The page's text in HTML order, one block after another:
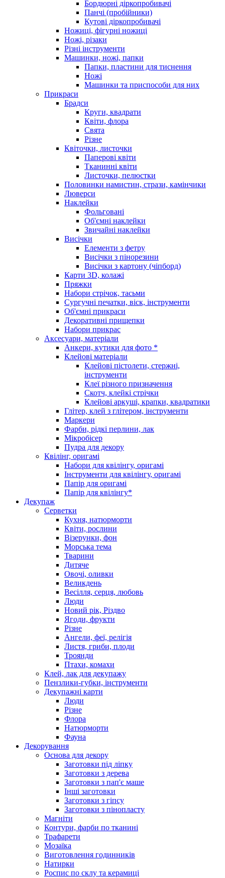
Бордюрні діркопробивачі
Панчі (пробійники)
Кутові діркопробивачі
Ножиці, фігурні ножиці
Ножі, різаки
Різні інструменти
Машинки, ножі, папки
Папки, пластини для тиснення
Ножі
Машинки та приспособи для них
Прикраси
Брадси
Круги, квадрати
Квіти, флора
Свята
Різне
Квіточки, листочки
Паперові квіти
Тканинні квіти
Листочки, пелюстки
Половинки намистин, стрази, камінчики
Люверси
Наклейки
Фольговані
Об'ємні наклейки
Звичайні наклейки
Висічки
Елементи з фетру
Висічки з пінорезини
Висічки з картону (чіпборд)
Карти 3D, колажі
Пряжки
Набори стрічок, тасьми
Сургучні печатки, віск, інструменти
Об'ємні прикраси
Декоративні прищепки
Набори прикрас
Аксесуари, матеріали
Анкери, кутики для фото *
Клейові матеріали
Клейові пістолети, стержні,
інструменти
Клеї різного призначення
Скотч, клейкі стрічки
Клейові аркуші, крапки, квадратики
Глітер, клей з глітером, інструменти
Маркери
Фарби, рідкі перлини, лак
Мікробісер
Пудра для декору
Квілінг, оригамі
Набори для квілінгу, оригамі
Інструменти для квілінгу, оригамі
Папір для оригамі
Папір для квілінгу*
Декупаж
Серветки
Кухня, натюрморти
Квіти, рослини
Візерунки, фон
Морська тема
Тварини
Дитяче
Овочі, оливки
Великдень
Весілля, серця, любовь
Люди
Новий рік, Різдво
Ягоди, фрукти
Різне
Ангели, феї, релігія
Листя, гриби, плоди
Троянди
Птахи, комахи
Клей, лак для декупажу
Пензлики-губки, інструменти
Декупажні карти
Люди
Різне
Флора
Натюрморти
Фауна
Декорування
Основа для декору
Заготовки під ліпку
Заготовки з дерева
Заготовки з пап'є маше
Інші заготовки
Заготовки з гіпсу
Заготовки з пінопласту
Магніти
Контури, фарби по тканині
Трафарети
Мозаїка
Виготовлення годинників
Натирки
Роспис по склу та керамиці